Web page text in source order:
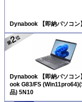
Dynabook 【即納パソコ
Dynabook 【即納パソコン
ook G83/FS
品) 5N10